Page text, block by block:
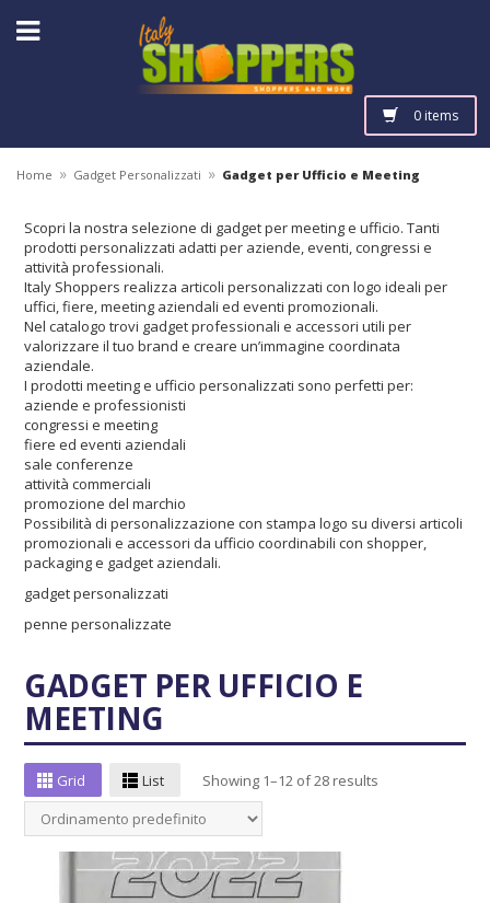
0 items
Home » Gadget Personalizzati » Gadget per Ufficio e Meeting
Scopri la nostra selezione di gadget per meeting e ufficio. Tanti
prodotti personalizzati adatti per aziende, eventi, congressi e
attività professionali.
Italy Shoppers realizza articoli personalizzati con logo ideali per
uffici, fiere, meeting aziendali ed eventi promozionali.
Nel catalogo trovi gadget professionali e accessori utili per
valorizzare il tuo brand e creare un’immagine coordinata
aziendale.
I prodotti meeting e ufficio personalizzati sono perfetti per:
aziende e professionisti
congressi e meeting
fiere ed eventi aziendali
sale conferenze
attività commerciali
promozione del marchio
Possibilità di personalizzazione con stampa logo su diversi articoli
promozionali e accessori da ufficio coordinabili con shopper,
packaging e gadget aziendali.
gadget personalizzati
penne personalizzate
GADGET PER UFFICIO E
MEETING
Grid List Showing 1–12 of 28 results